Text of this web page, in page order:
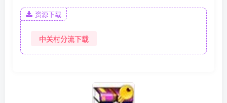
资源下载
中关村分流下载